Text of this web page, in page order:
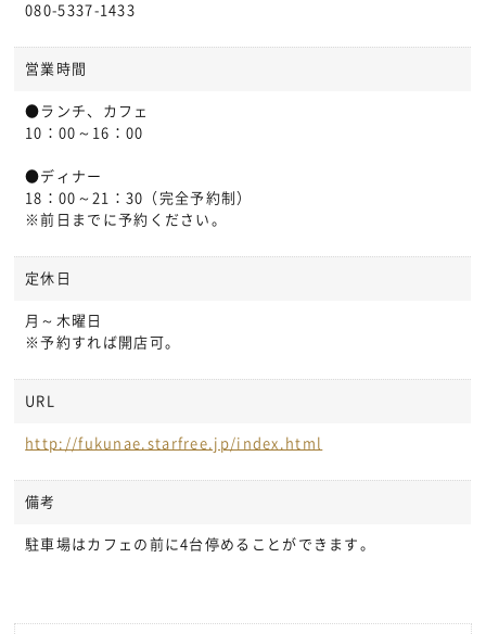
080-5337-1433
営業時間
●ランチ、カフェ
10：00～16：00
●ディナー
18：00～21：30（完全予約制）
※前日までに予約ください。
定休日
月～木曜日
※予約すれば開店可。
URL
http://fukunae.starfree.jp/index.html
備考
駐車場はカフェの前に4台停めることができます。